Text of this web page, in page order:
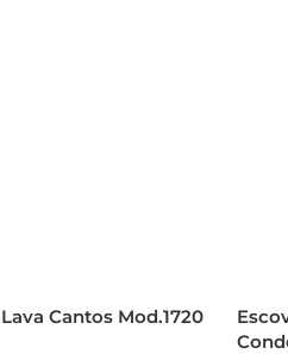
Cantos Mod.1720